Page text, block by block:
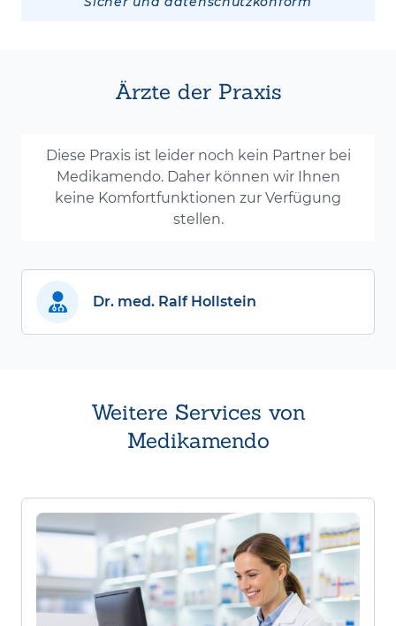
Ärzte der Praxis
Diese Praxis ist leider noch kein Partner bei
Medikamendo. Daher können wir Ihnen
keine Komfortfunktionen zur Verfügung
stellen.
Dr. med. Ralf Hollstein
Weitere Services von
Medikamendo